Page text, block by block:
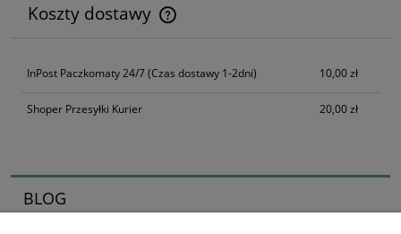
Koszty dostawy
Cena nie zawiera ewentualnych kosztów płatności
InPost Paczkomaty 24/7(Czas dostawy 1-2dni) 10,00 zł
Shoper Przesyłki Kurier 20,00 zł
BLOG